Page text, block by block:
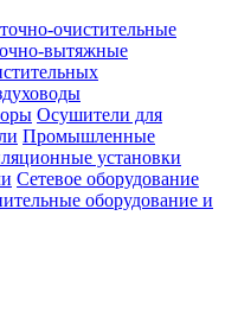
очистительные
вытяжные
Осушители для
Промышленные
установки
Сетевое оборудование
оборудование и